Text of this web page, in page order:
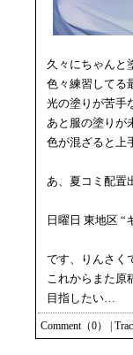
久々にちゃんと
色々練習してる
光の塗りが苦手
あと服の塗りが
色が混ざると上
あ、夏コミ配置
日曜日 東地区 “
です、りんさく
これからまた原
目指したい…
Comment（0）